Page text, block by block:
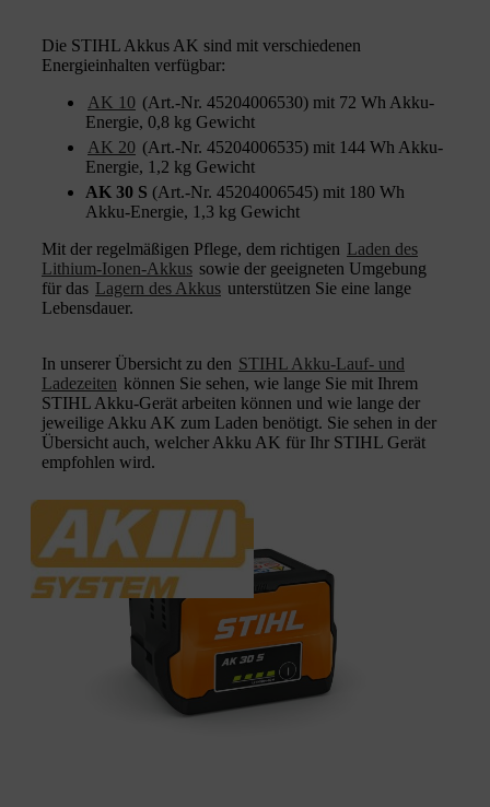
Die STIHL Akkus AK sind mit verschiedenen
Energieinhalten verfügbar:
AK 10 (Art.-Nr. 45204006530) mit 72 Wh Akku-
Energie, 0,8 kg Gewicht
AK 20 (Art.-Nr. 45204006535) mit 144 Wh Akku-
Energie, 1,2 kg Gewicht
AK 30 S (Art.-Nr. 45204006545) mit 180 Wh
Akku-Energie, 1,3 kg Gewicht
Mit der regelmäßigen Pflege, dem richtigen Laden des
Lithium-Ionen-Akkus sowie der geeigneten Umgebung
für das Lagern des Akkus unterstützen Sie eine lange
Lebensdauer.
In unserer Übersicht zu den STIHL Akku-Lauf- und
Ladezeiten können Sie sehen, wie lange Sie mit Ihrem
STIHL Akku-Gerät arbeiten können und wie lange der
jeweilige Akku AK zum Laden benötigt. Sie sehen in der
Übersicht auch, welcher Akku AK für Ihr STIHL Gerät
empfohlen wird.